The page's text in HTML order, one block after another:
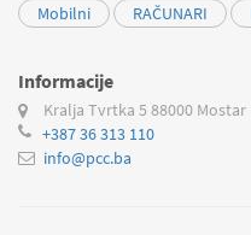
Mobilni
RAČUNARI
Informacije
Kralja Tvrtka 5 88000 Mostar
+387 36 313 110
info@pcc.ba